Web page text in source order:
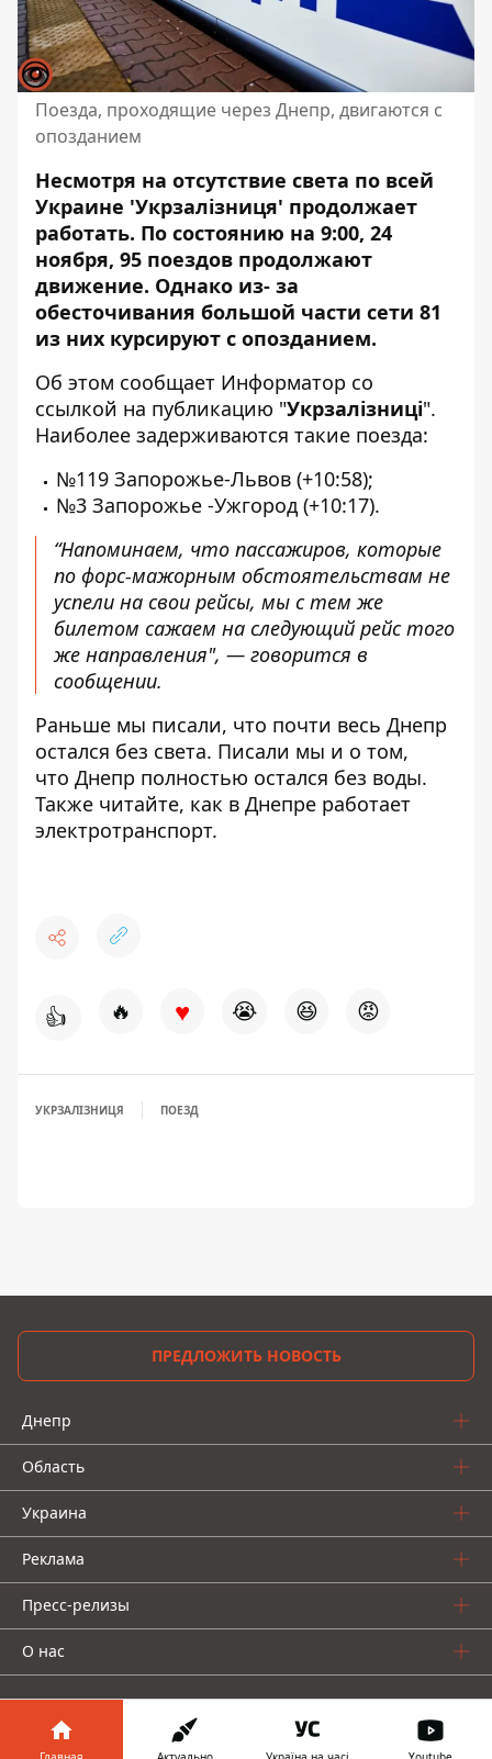
Поезда, проходящие через Днепр, двигаются с
опозданием
Несмотря на отсутствие света по всей
Украине 'Укрзалізниця' продолжает
работать. По состоянию на 9:00, 24
ноября, 95 поездов продолжают
движение. Однако из- за
обесточивания большой части сети 81
из них курсируют с опозданием.
Об этом сообщает Информатор со
ссылкой на публикацию "Укрзалізниці".
Наиболее задерживаются такие поезда:
№119 Запорожье-Львов (+10:58);
№3 Запорожье -Ужгород (+10:17).
“Напоминаем, что пассажиров, которые
по форс-мажорным обстоятельствам не
успели на свои рейсы, мы с тем же
билетом сажаем на следующий рейс того
же направления", — говорится в
сообщении.
Раньше мы писали, что почти весь Днепр
остался без света. Писали мы и о том,
что Днепр полностью остался без воды.
Также читайте, как в Днепре работает
электротранспорт.
👍 🔥 ♥ 😭 😆 😡
УКРЗАЛІЗНИЦЯ ПОЕЗД
ПРЕДЛОЖИТЬ НОВОСТЬ
Днепр
Область
Украина
Реклама
Пресс-релизы
О нас